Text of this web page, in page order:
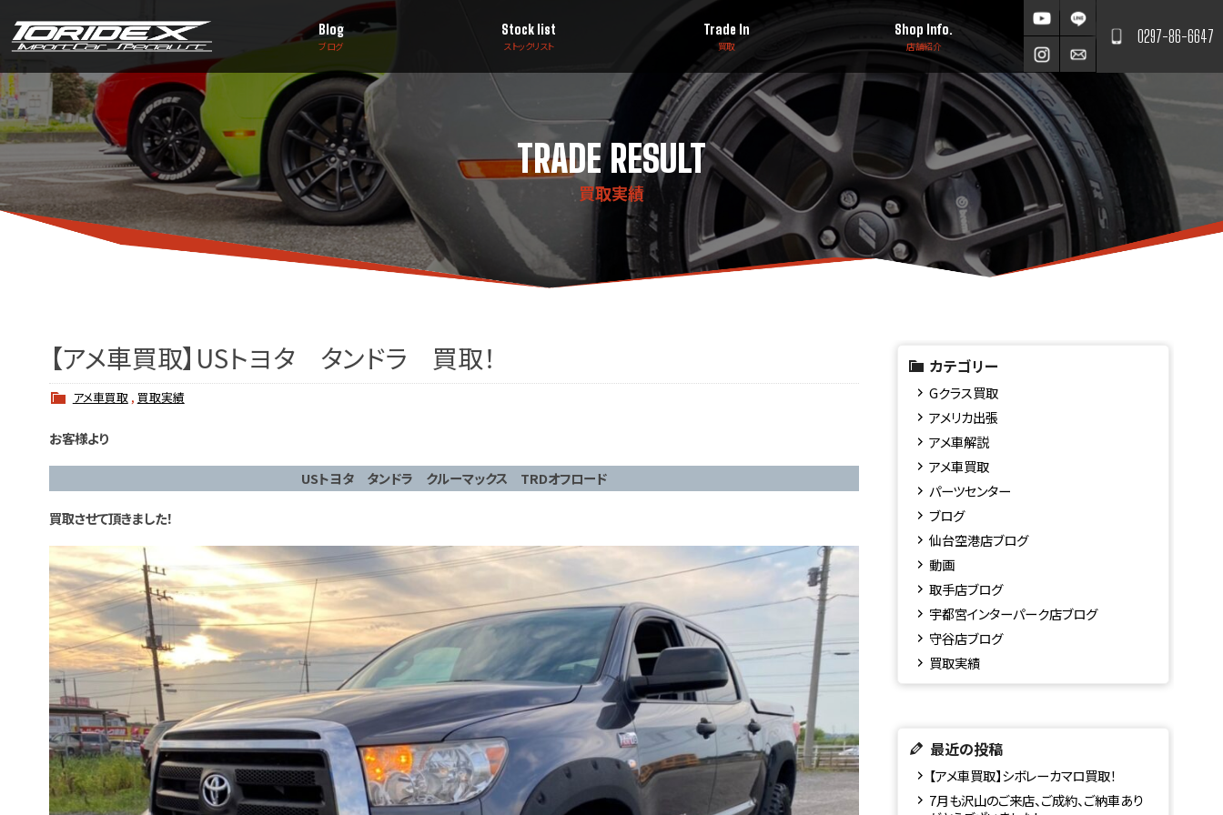
0297-86-6647
Blog
ブログ
Stock list
ストックリスト
Trade In
買取
Shop Info.
店舗紹介
TRADE RESULT
買取実績
【アメ車買取】USトヨタ タンドラ 買取！
アメ車買取, 買取実績
お客様より
USトヨタ タンドラ クルーマックス TRDオフロード
買取させて頂きました！
カテゴリー
Gクラス買取
アメリカ出張
アメ車解説
アメ車買取
パーツセンター
ブログ
仙台空港店ブログ
動画
取手店ブログ
宇都宮インターパーク店ブログ
守谷店ブログ
買取実績
最近の投稿
【アメ車買取】シボレーカマロ買取！
7月も沢山のご来店、ご成約、ご納車あり